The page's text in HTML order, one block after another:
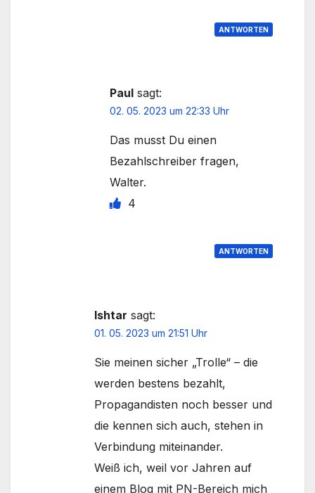
ANTWORTEN
Paul sagt:
02. 05. 2023 um 22:33 Uhr
Das musst Du einen
Bezahlschreiber fragen,
Walter.
4
ANTWORTEN
Ishtar sagt:
01. 05. 2023 um 21:51 Uhr
Sie meinen sicher „Trolle“ – die
werden bestens bezahlt,
Propagandisten noch besser und
die kennen sich auch, stehen in
Verbindung miteinander.
Weiß ich, weil vor Jahren auf
einem Blog mit PN-Bereich mich